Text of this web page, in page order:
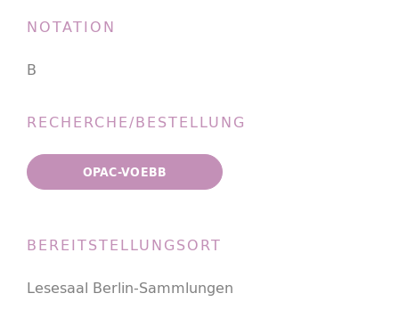
NOTATION
B
RECHERCHE/BESTELLUNG
OPAC-VOEBB
BEREITSTELLUNGSORT
Lesesaal Berlin-Sammlungen